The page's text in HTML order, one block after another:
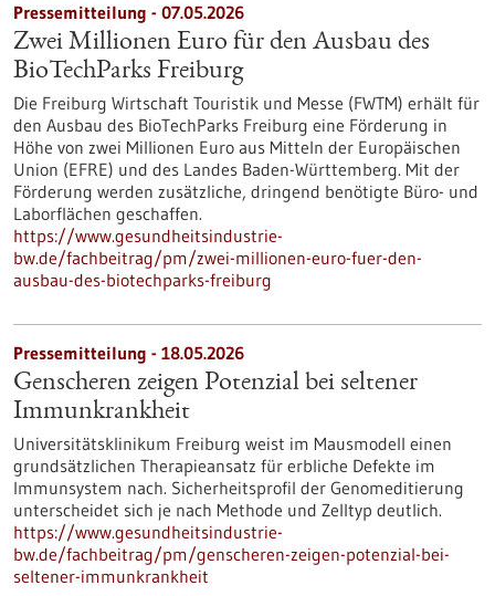
Pressemitteilung - 07.05.2026
Zwei Millionen Euro für den Ausbau des
BioTechParks Freiburg
Die Freiburg Wirtschaft Touristik und Messe (FWTM) erhält für
den Ausbau des BioTechParks Freiburg eine Förderung in
Höhe von zwei Millionen Euro aus Mitteln der Europäischen
Union (EFRE) und des Landes Baden-Württemberg. Mit der
Förderung werden zusätzliche, dringend benötigte Büro- und
Laborflächen geschaffen.
https://www.gesundheitsindustrie-
bw.de/fachbeitrag/pm/zwei-millionen-euro-fuer-den-
ausbau-des-biotechparks-freiburg
Pressemitteilung - 18.05.2026
Genscheren zeigen Potenzial bei seltener
Immunkrankheit
Universitätsklinikum Freiburg weist im Mausmodell einen
grundsätzlichen Therapieansatz für erbliche Defekte im
Immunsystem nach. Sicherheitsprofil der Genomeditierung
unterscheidet sich je nach Methode und Zelltyp deutlich.
https://www.gesundheitsindustrie-
bw.de/fachbeitrag/pm/genscheren-zeigen-potenzial-bei-
seltener-immunkrankheit